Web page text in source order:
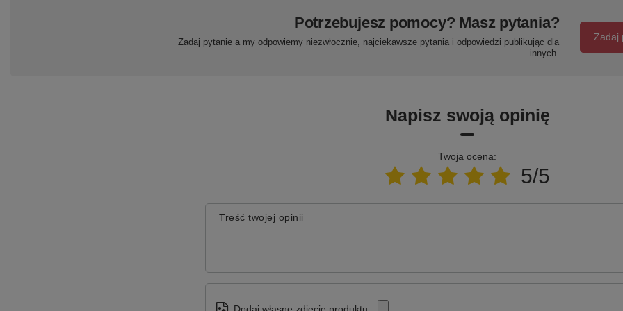
Potrzebujesz pomocy? Masz pytania?
Zadaj pytanie a my odpowiemy niezwłocznie, najciekawsze pytania i odpowiedzi publikując dla
innych.
Zadaj
Napisz swoją opinię
Twoja ocena:
5/5
Treść twojej opinii
Dodaj własne zdjęcie produktu: